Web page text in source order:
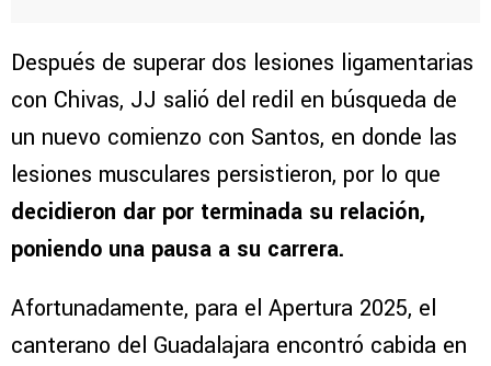
Después de superar dos lesiones ligamentarias
con Chivas, JJ salió del redil en búsqueda de
un nuevo comienzo con Santos, en donde las
lesiones musculares persistieron, por lo que
decidieron dar por terminada su relación,
poniendo una pausa a su carrera.
Afortunadamente, para el Apertura 2025, el
canterano del Guadalajara encontró cabida en